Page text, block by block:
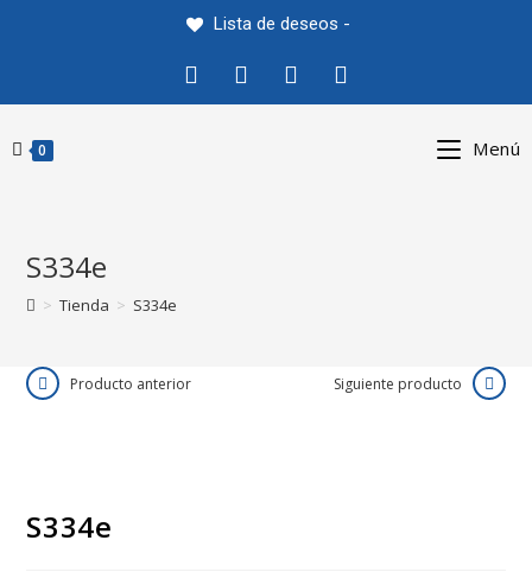
Lista de deseos -
0 Menú
S334e
> Tienda > S334e
Producto anterior Siguiente producto
S334e